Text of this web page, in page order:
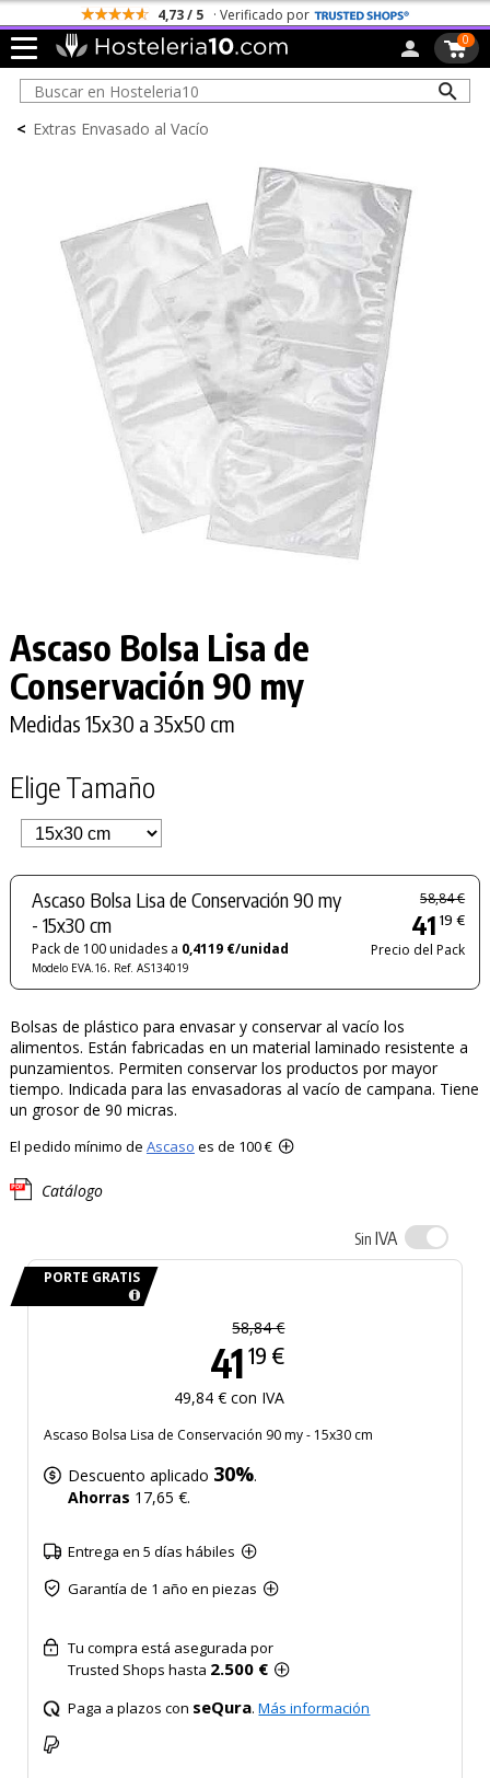
4,73 / 5 · Verificado por
0
< Extras Envasado al Vacío
Ascaso Bolsa Lisa de
Conservación 90 my
Medidas 15x30 a 35x50 cm
Elige Tamaño
Ascaso Bolsa Lisa de Conservación 90 my
- 15x30 cm
Pack de 100 unidades a 0,4119 €/unidad
Modelo EVA.16. Ref. AS134019
58,84 €
41 19 €
Precio del Pack
Bolsas de plástico para envasar y conservar al vacío los
alimentos. Están fabricadas en un material laminado resistente a
punzamientos. Permiten conservar los productos por mayor
tiempo. Indicada para las envasadoras al vacío de campana. Tiene
un grosor de 90 micras.
El pedido mínimo de Ascaso es de 100 €
Catálogo
Sin IVA
PORTE GRATIS
58,84 €
41 19 €
49,84 € con IVA
Ascaso Bolsa Lisa de Conservación 90 my - 15x30 cm
Descuento aplicado 30%.
Ahorras 17,65 €.
Entrega en 5 días hábiles
Garantía de 1 año en piezas
Tu compra está asegurada por
Trusted Shops hasta 2.500 €
Paga a plazos con seQura.Más información